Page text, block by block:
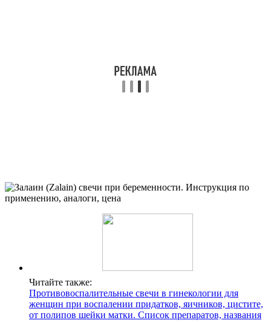
Читайте также:
Противовоспалительные свечи в гинекологии для
женщин при воспалении придатков, яичников, цистите,
от полипов шейки матки. Список препаратов, названия